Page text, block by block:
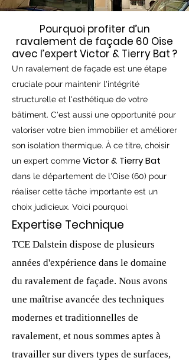
Pourquoi profiter d’un
ravalement de façade 60 Oise
avec l’expert Victor & Tierry Bat ?
Un ravalement de façade est une étape
cruciale pour maintenir l'intégrité
structurelle et l'esthétique de votre
bâtiment. C'est aussi une opportunité pour
valoriser votre bien immobilier et améliorer
son isolation thermique. À ce titre, choisir
un expert comme Victor & Tierry Bat
dans le département de l'Oise (60) pour
réaliser cette tâche importante est un
choix judicieux. Voici pourquoi.
Expertise Technique
TCE Dalstein dispose de plusieurs
années d'expérience dans le domaine
du ravalement de façade. Nous avons
une maîtrise avancée des techniques
modernes et traditionnelles de
ravalement, et nous sommes aptes à
travailler sur divers types de surfaces,